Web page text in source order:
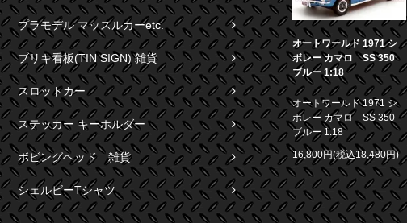
プラモデル マッスルカーetc.
ブリキ看板(TIN SIGN) 雑貨
スロットカー
ステッカー キーホルダー
ボビングヘッド 雑貨
シェルビーTシャツ
オートワールド 1971 シ
ボレー カマロ SS 350
ブルー 1:18
オートワールド 1971 シ
ボレー カマロ SS 350
ブルー 1:18
16,800円(税込18,480円)